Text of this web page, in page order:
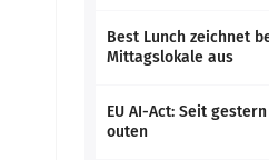
Best Lunch zeichnet
Mittagslokale aus
EU AI-Act: Seit
outen